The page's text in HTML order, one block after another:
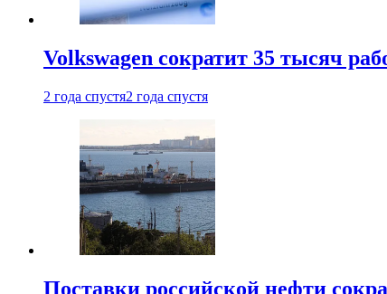
Volkswagen сократит 35 тысяч
2 года спустя2 года спустя
Поставки российской нефти